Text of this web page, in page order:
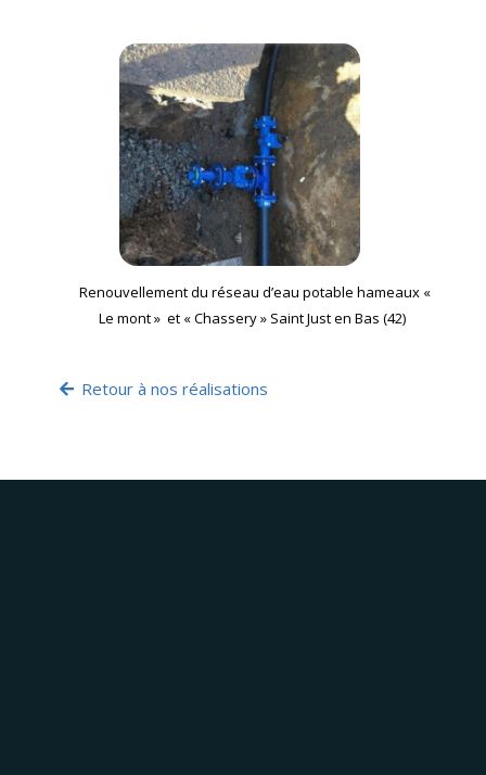
Renouvellement du réseau d’eau potable hameaux «
Le mont» et « Chassery » Saint Just en Bas (42)
Retour à nos réalisations